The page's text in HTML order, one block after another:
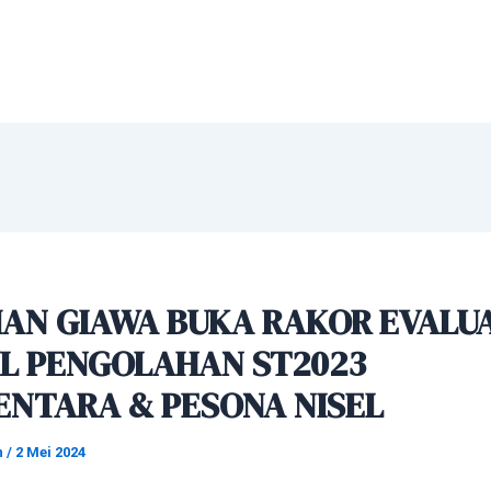
GIAWA BUKA RAKOR
PENGOLAHAN ST2023
& PESONA NISEL
/ 2 Mei 2024